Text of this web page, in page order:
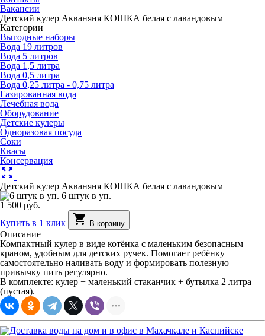
Вакансии
Детский кулер Акваняня КОШКА белая с лавандовым
Категории
Выгодные наборы
Вода 19 литров
Вода 5 литров
Вода 1,5 литра
Вода 0,5 литра
Вода 0,25 литра - 0,75 литра
Газированная вода
Лечебная вода
Оборудование
Детские кулеры
Одноразовая посуда
Соки
Квасы
Консервация
zoom_out_map
Детский кулер Акваняня КОШКА белая с лавандовым
6 штук в уп.
1 500 руб.
Купить в 1 клик
shopping_cart В корзину
Описание
Компактный кулер в виде котёнка с маленьким безопасным
краном, удобным для детских ручек. Помогает ребёнку
самостоятельно наливать воду и формировать полезную
привычку пить регулярно.
В комплекте: кулер + маленький стаканчик + бутылка 2 литра
(пустая).